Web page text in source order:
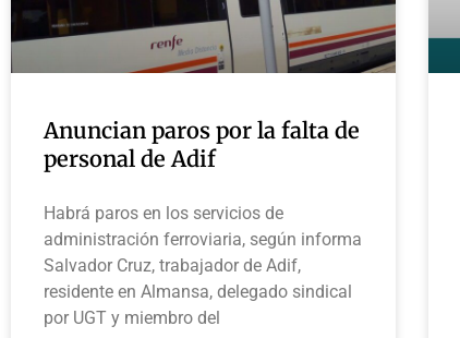
Anuncian paros por la falta de
personal de Adif
Habrá paros en los servicios de
administración ferroviaria, según informa
Salvador Cruz, trabajador de Adif,
residente en Almansa, delegado sindical
por UGT y miembro del